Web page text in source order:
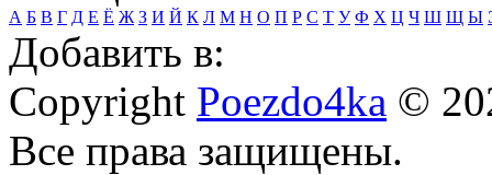
А Б В Г Д Е Ё Ж З И Й К Л М Н О П Р С Т У Ф Х Ц Ч Ш Щ Ы
Добавить в:
Copyright Poezdo4ka ©
Все права защищены.